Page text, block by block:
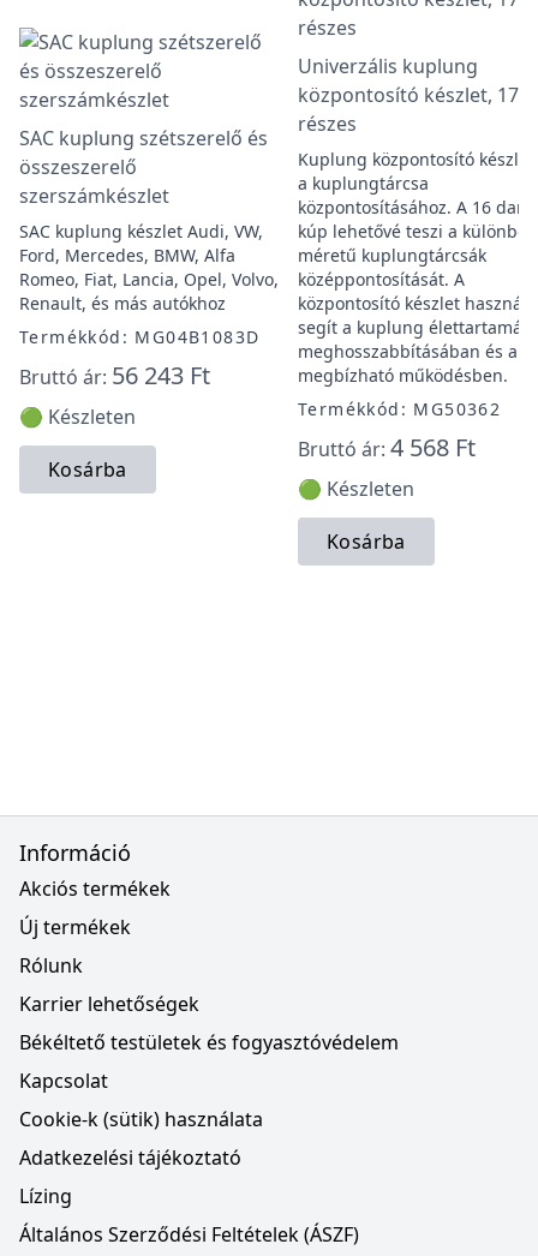
SAC kuplung szétszerelő és
összeszerelő
szerszámkészlet
SAC kuplung készlet Audi, VW,
Ford, Mercedes, BMW, Alfa
Romeo, Fiat, Lancia, Opel, Volvo,
Renault, és más autókhoz
Termékkód: MG04B1083D
Bruttó ár: 56 243 Ft
🟢 Készleten
Kosárba
Univerzális kuplung
központosító készlet, 17
részes
Kuplung központosító
a kuplungtárcsa
központosításához. A 16
kúp lehetővé teszi a
méretű kuplungtárcsák
középpontosítását. A
központosító készlet
segít a kuplung
meghosszabbításában és a
megbízható működésben.
Termékkód: MG50362
Bruttó ár: 4 568 Ft
🟢 Készleten
Kosárba
Információ
Akciós termékek
Új termékek
Rólunk
Karrier lehetőségek
Békéltető testületek és fogyasztóvédelem
Kapcsolat
Cookie-k (sütik) használata
Adatkezelési tájékoztató
Lízing
Általános Szerződési Feltételek (ÁSZF)